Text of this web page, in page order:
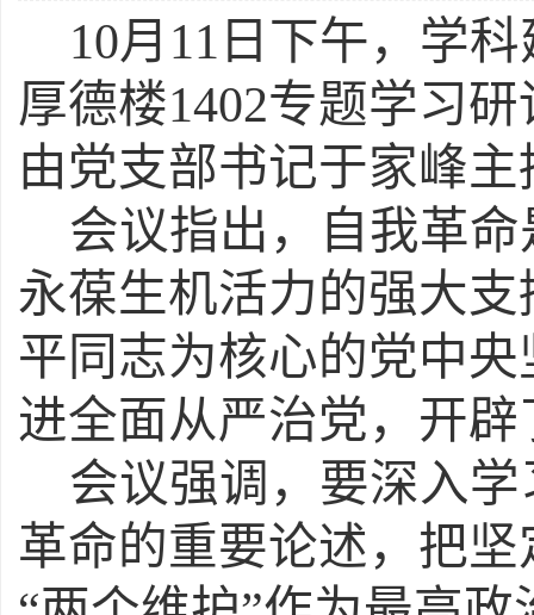
10月 11日下午， 学科
厚德楼1402专题学习
由党支部书记于家峰主
会议指出，自我革
永葆生机活力的强大
平同志为核心的党中
进全面从严治党，开
会议强调，要深入
革命的重要论述，把坚